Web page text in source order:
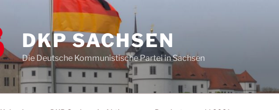
DKP SACHSEN
Die Deutsche Kommunistische Partei in Sachsen